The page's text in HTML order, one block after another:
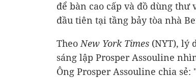
để bàn cao cấp và đồ dùng
đầu tiên tại tầng bảy tòa nhà
TheoNew York Times (NYT), lý
sáng lập Prosper Assouline
Ông Prosper Assouline chia